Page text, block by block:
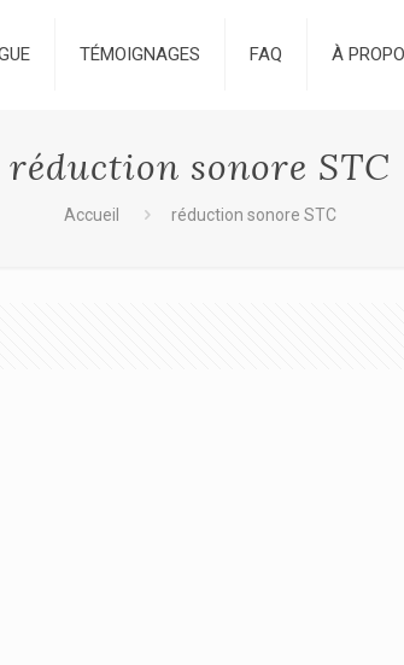
TÉMOIGNAGES FAQ À
réduction sonore STC
Accueil réduction sonore STC